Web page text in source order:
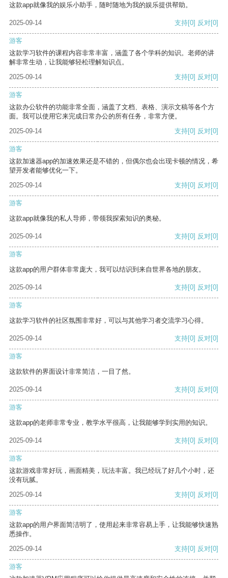
这款app就像我的娱乐小助手，随时随地为我的娱乐提供帮助。
2025-09-14 支持[0] 反对[0]
游客
这款学习软件的课程内容非常丰富，涵盖了各个学科的知识。老师的讲
解非常生动，让我能够轻松理解知识点。
2025-09-14
支持[0] 反对[0]
游客
这款办公软件的功能非常全面，涵盖了文档、表格、演示文稿等各个方
面。我可以使用它来完成日常办公的所有任务，非常方便。
2025-09-14
支持[0] 反对[0]
游客
这款加速器app的加速效果还是不错的，但偶尔也会出现卡顿的情况，希
望开发者能够优化一下。
2025-09-14
支持[0] 反对[0]
游客
这款app就像我的私人导师，带领我探索知识的奥秘。
2025-09-14 支持[0] 反对[0]
游客
这款app的用户群体非常庞大，我可以结识到来自世界各地的朋友。
2025-09-14 支持[0] 反对[0]
游客
这款学习软件的社区氛围非常好，可以与其他学习者交流学习心得。
2025-09-14 支持[0] 反对[0]
游客
这款软件的界面设计非常简洁，一目了然。
2025-09-14 支持[0] 反对[0]
游客
这款app的老师非常专业，教学水平很高，让我能够学到实用的知识。
2025-09-14 支持[0] 反对[0]
游客
这款游戏非常好玩，画面精美，玩法丰富。我已经玩了好几个小时，还
没有玩腻。
2025-09-14
支持[0] 反对[0]
游客
这款app的用户界面简洁明了，使用起来非常容易上手，让我能够快速熟
悉操作。
2025-09-14
支持[0] 反对[0]
游客